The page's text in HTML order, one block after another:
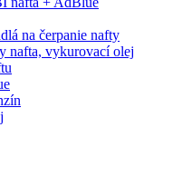
na čerpanie nafty
nafta, vykurovací olej